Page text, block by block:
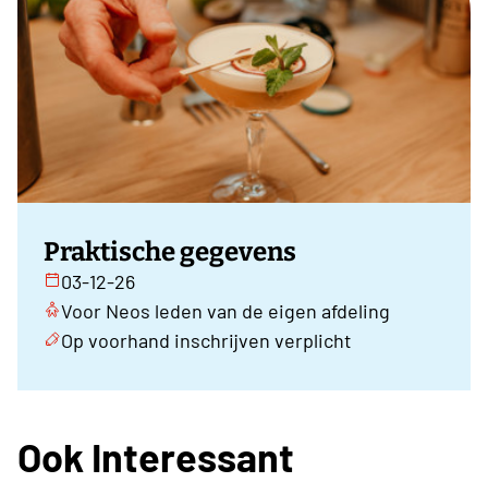
Praktische gegevens
03-12-26
Voor Neos leden van de eigen afdeling
Op voorhand inschrijven verplicht
Ook Interessant